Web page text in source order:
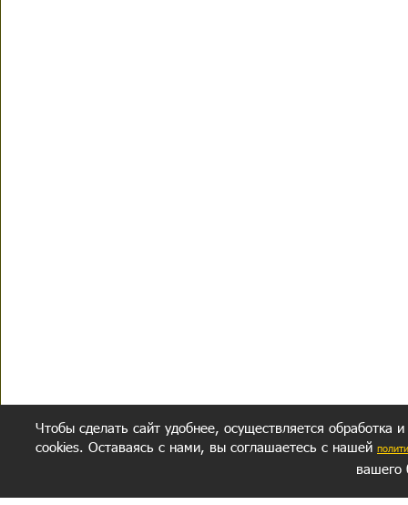
Чтобы сделать сайт удобнее, осуществляется обработка
cookies. Оставаясь с нами, вы соглашаетесь с нашей
вашего